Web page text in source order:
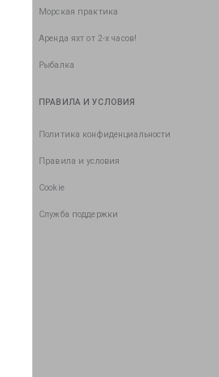
Морская практика
Аренда яхт от 2-х часов!
Рыбалка
ПРАВИЛА И УСЛОВИЯ
Политика конфиденциальности
Правила и условия
Cookie
Служба поддержки